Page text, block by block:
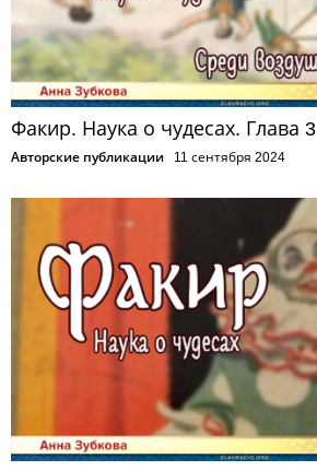
Факир. Наука о чудесах. Глава 3
Авторские публикации 11 сентября 2024